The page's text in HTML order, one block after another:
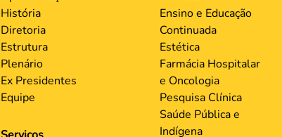
História
Diretoria
Estrutura
Plenário
Ex Presidentes
Equipe
Ensino e Educação
Continuada
Estética
Farmácia Hospitalar
e Oncologia
Pesquisa Clínica
Saúde Pública e
Indígena